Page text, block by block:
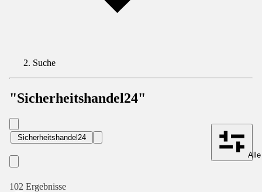
Suche
"Sicherheitshandel24"
Sicherheitshandel24
102 Ergebnisse